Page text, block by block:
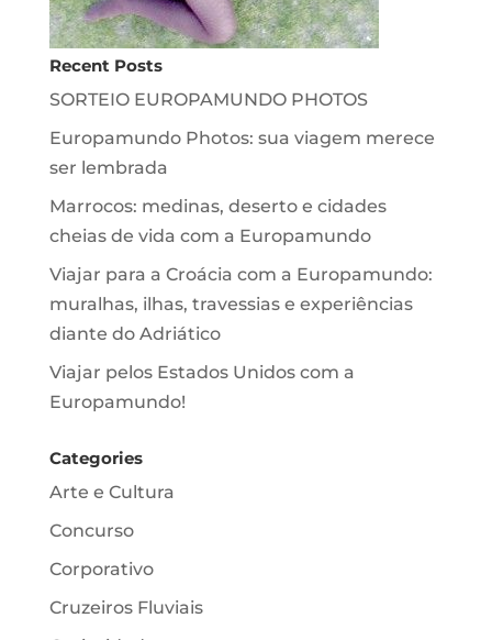
Recent Posts
SORTEIO EUROPAMUNDO PHOTOS
Europamundo Photos: sua viagem merece
ser lembrada
Marrocos: medinas, deserto e cidades
cheias de vida com a Europamundo
Viajar para a Croácia com a Europamundo:
muralhas, ilhas, travessias e experiências
diante do Adriático
Viajar pelos Estados Unidos com a
Europamundo!
Categories
Arte e Cultura
Concurso
Corporativo
Cruzeiros Fluviais